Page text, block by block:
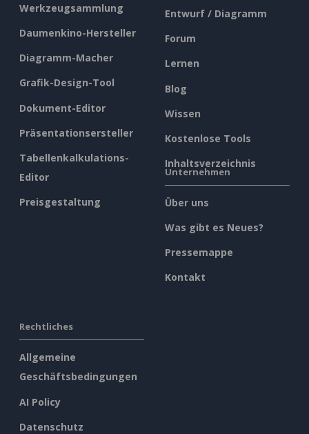
Werkzeugsammlung
Daumenkino-Hersteller
Diagramm-Macher
Grafik-Design-Tool
Dokument-Editor
Präsentationsersteller
Tabellenkalkulations-
Editor
Preisgestaltung
Entwurf / Diagramm
Forum
Lernen
Blog
Wissen
Kostenlose Tools
Inhaltsverzeichnis
Unternehmen
Über uns
Was gibt es Neues?
Pressemappe
Kontakt
Rechtliches
Allgemeine
Geschäftsbedingungen
AI Policy
Datenschutz